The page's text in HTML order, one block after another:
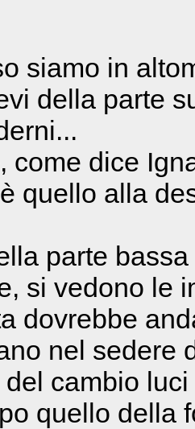
siamo in
della parte
come dice
quello alla
parte
si vedono le
dovrebbe
nel sedere
cambio
quello della